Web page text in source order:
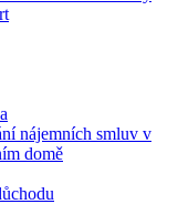
nájemních smluv v
domě